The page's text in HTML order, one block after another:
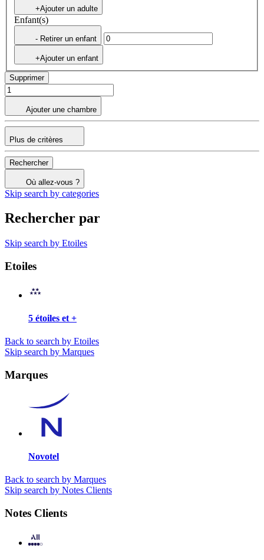
+Ajouter un adulte
Enfant(s)
- Retirer un enfant
+Ajouter un enfant
Supprimer
Ajouter une chambre
Plus de critères
Rechercher
Où allez-vous ?
Skip search by categories
Rechercher par
Skip search by Etoiles
Etoiles
5 étoiles et +
Back to search by Etoiles
Skip search by Marques
Marques
Novotel
Back to search by Marques
Skip search by Notes Clients
Notes Clients